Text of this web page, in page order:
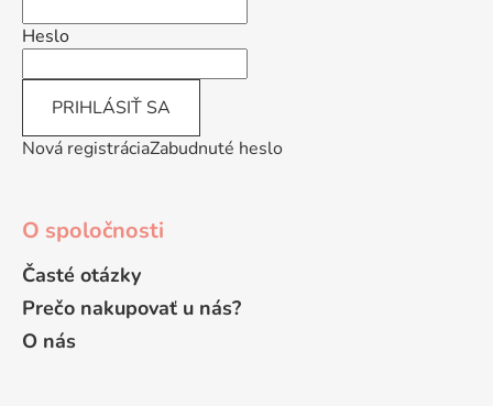
Heslo
PRIHLÁSIŤ SA
Nová registráciaZabudnuté heslo
O spoločnosti
Časté otázky
Prečo nakupovať u nás?
O nás